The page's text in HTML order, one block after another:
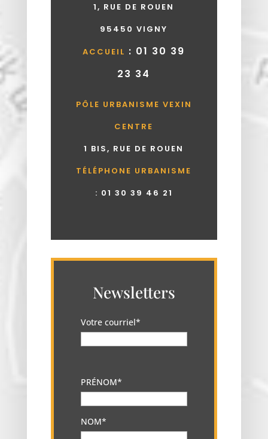
1, RUE DE ROUEN
95450 VIGNY
ACCUEIL : 01 30 39
23 34
PÔLE URBANISME VEXIN
CENTRE
1 BIS, RUE DE ROUEN
TÉLÉPHONE URBANISME
: 01 30 39 46 21
Newsletters
Votre courriel*
PRÉNOM*
NOM*